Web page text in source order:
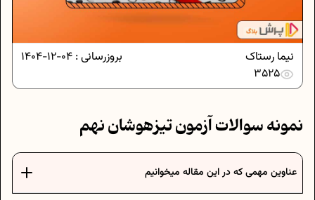
بروزرسانی : 04-12-1404
نیما رستاک
3525
نمونه سوالات آزمون تیزهوشان نهم
عناوین مهمی که در این مقاله میخوانیم